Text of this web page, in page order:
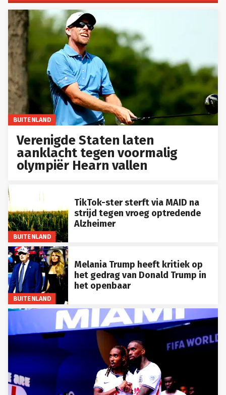
BUITENLAND
Verenigde Staten laten
aanklacht tegen voormalig
olympiër Hearn vallen
BUITENLAND
TikTok-ster sterft via MAID na
strijd tegen vroeg optredende
Alzheimer
BUITENLAND
Melania Trump heeft kritiek op
het gedrag van Donald Trump in
het openbaar